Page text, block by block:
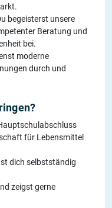
begeisterst unsere
Beratung und
bei.
moderne
durch und
für Lebensmittel
dich selbstständig
zeigst gerne